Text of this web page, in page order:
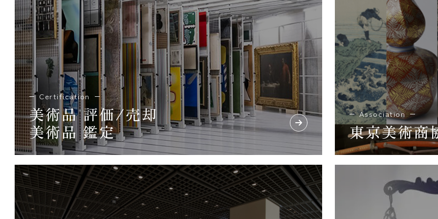
Certification
美術品 評価/売却
美術品 鑑定
Association
東京美術商